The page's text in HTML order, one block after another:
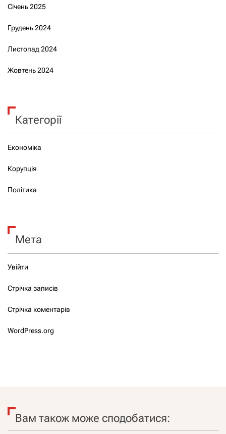
Січень 2025
Грудень 2024
Листопад 2024
Жовтень 2024
Категорії
Економіка
Корупція
Політика
Мета
Увійти
Стрічка записів
Стрічка коментарів
WordPress.org
Вам також може сподобатися: